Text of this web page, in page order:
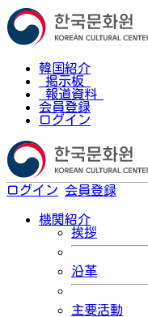
韓国紹介
掲示板
報道資料
会員登録
ログイン
ログイン 会員登録
機関紹介
挨拶
沿革
主要活動